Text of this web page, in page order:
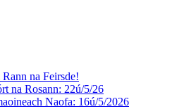
na Feirsde!
na Rosann: 22ú/5/26
Naofa: 16ú/5/2026